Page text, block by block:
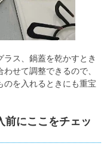
ス、鍋蓋を乾かすとき
せて調整できるので、
のを入れるときにも重宝
前にここをチェッ